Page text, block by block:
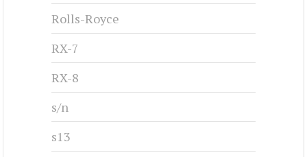
Rolls-Royce
RX-7
RX-8
s/n
s13